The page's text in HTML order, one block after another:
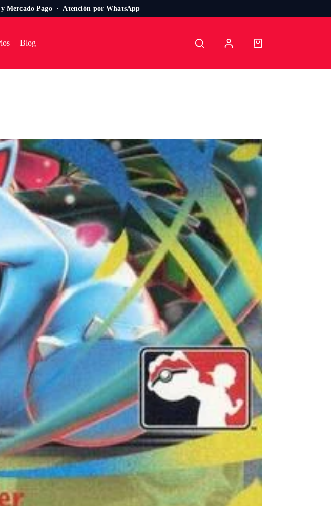
Mercado Pago · Atención por WhatsApp
Blog
Carro